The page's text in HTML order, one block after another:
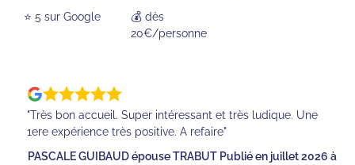
⭐️ 5 sur Google
💰 dès
20€/personne
"Très bon accueil. Super intéressant et très ludique. Une
1ere expérience très positive. A refaire"
PASCALE GUIBAUD épouse TRABUT Publié en juillet 2026 à